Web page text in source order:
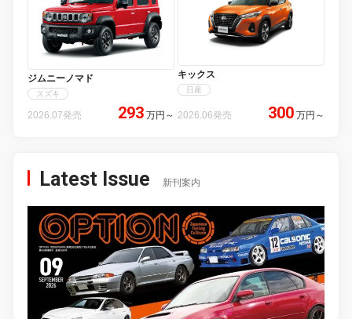
ジムニーノマド
スズキ
2026.07発売 293 万円 ～
キックス
日産
2026.06発売 300 万円 ～
Latest Issue 新刊案内